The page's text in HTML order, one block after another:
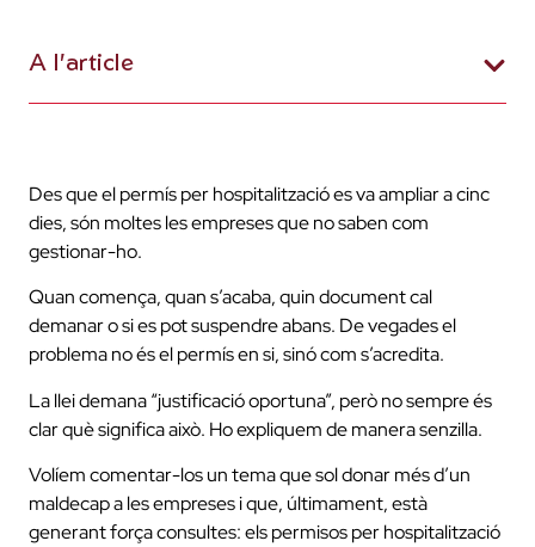
Des que el permís per hospitalització es va ampliar a cinc
dies, són moltes les empreses que no saben com
gestionar-ho.
Quan comença, quan s’acaba, quin document cal
demanar o si es pot suspendre abans. De vegades el
problema no és el permís en si, sinó com s’acredita.
La llei demana “justificació oportuna”, però no sempre és
clar què significa això. Ho expliquem de manera senzilla.
Volíem comentar-los un tema que sol donar més d’un
maldecap a les empreses i que, últimament, està
generant força consultes: els permisos per hospitalització
A l'article